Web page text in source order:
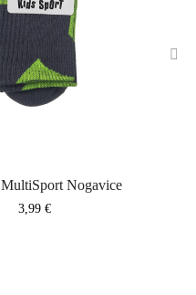
Nogavice
Cena
3,99 €